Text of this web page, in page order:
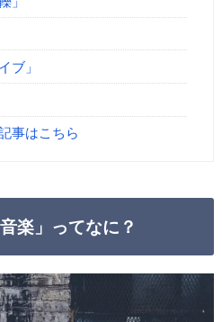
ブ」
事はこちら
楽」ってなに？